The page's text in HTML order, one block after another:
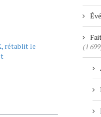
rétablit le
(1